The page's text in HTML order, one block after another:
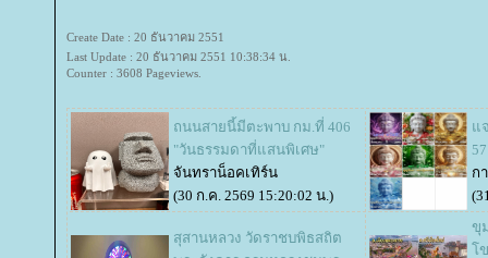
Create Date : 20 ธันวาคม 2551
Last Update : 20 ธันวาคม 2551 10:38:34 น.
Counter : 3608 Pageviews.
ถนนสายนี้มีตะพาบ กม.ที่ 406
"วันธรรมดาที่แสนพิเศษ"
จันทราน็อคเทิร์น
(30 ก.ค. 2569 15:20:02 น.)
จ
ก
สุสานหลวง วัดราชบพิธสถิต
ขุ
ข